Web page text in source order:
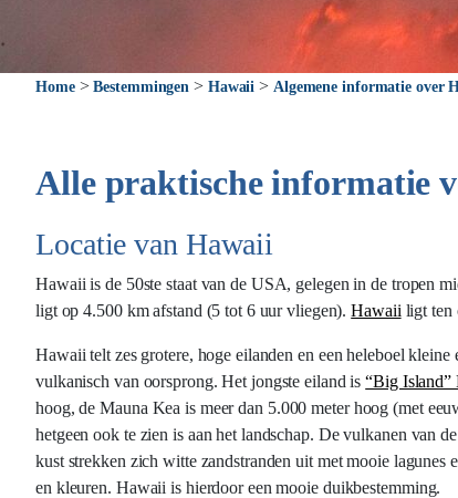
Home>Bestemmingen > Hawaii > Algemene informatie over
Alle praktische informatie
Locatie van Hawaii
Hawaii is de 50ste staat van de USA, gelegen in de tropen
ligt op 4.500 km afstand (5 tot 6 uur vliegen).Hawaii ligt ten
Hawaii telt zes grotere, hoge eilanden en een heleboel
vulkanisch van oorsprong. Het jongste eiland is“Big Island”
hoog, de Mauna Kea is meer dan 5.000 meter hoog (met
hetgeen ook te zien is aan het landschap. De vulkanen van
kust strekken zich witte zandstranden uit met mooie
en kleuren. Hawaii is hierdoor een mooie duikbestemming.